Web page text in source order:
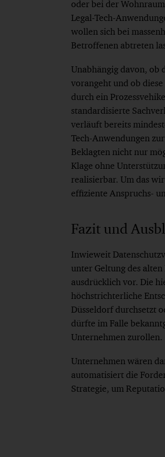
oder bei der
Legal-Tech-
wollen sich bei
Betroffenen abtreten
Unabhängig davon, ob
vorangeht und ob
durch ein
standardisierte
verläuft bereits
Tech-Anwendungen
Beklagten nicht nur
Klage ohne
realisierbar. Um das
effiziente Anspruchs-
Fazit und
Inwieweit
unter Geltung des
ausdrücklich vor. Die
höchstrichterliche
Düsseldorf durchsetzt
dürfte im Falle
Unternehmen zurollen.
Unternehmen wären
automatisiert die
Strategie, um